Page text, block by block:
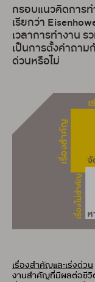
กรอบแนวคิดการท
เรียกว่า
เวลาการทำงาน ร
เป็นการตั้งคำถาม
ด่วนหรือไม่
เรื่องสำคัญและเร่งด่วน
งานสำคัญที่มีผลต่อชีวิ